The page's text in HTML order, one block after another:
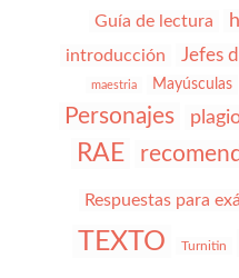
Guía de lectura
introducción Jefes
maestria Mayúsculas
Personajes
RAE
Respuestas para
TEXTO Turnitin